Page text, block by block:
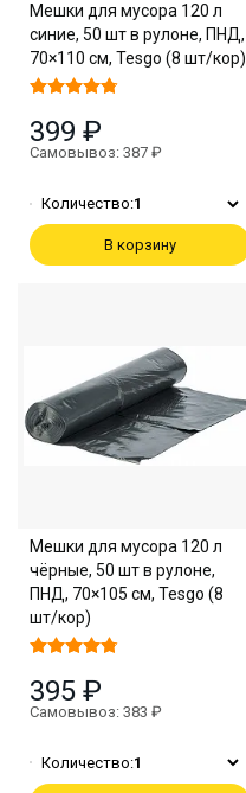
Мешки для мусора 120 л
синие, 50 шт в рулоне, ПНД,
70×110 см, Tesgo (8 шт/кор)
399 ₽
Самовывоз: 387 ₽
Количество:1
В корзину
Мешки для мусора 120 л
чёрные, 50 шт в рулоне,
ПНД, 70×105 см, Tesgo (8
шт/кор)
395 ₽
Самовывоз: 383 ₽
Количество:1